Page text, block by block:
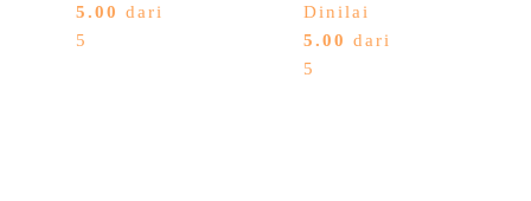
5.00 dari
5
Dinilai
5.00 dari
5